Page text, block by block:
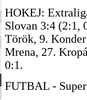
HOKEJ:
Slovan 3:4 (2:1,
Török, 9.
Mrena, 27.
0:1.
FUTBAL -